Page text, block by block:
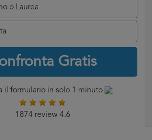
o Laurea
Gratis
il formulario in solo 1 minuto
1874 review 4.6